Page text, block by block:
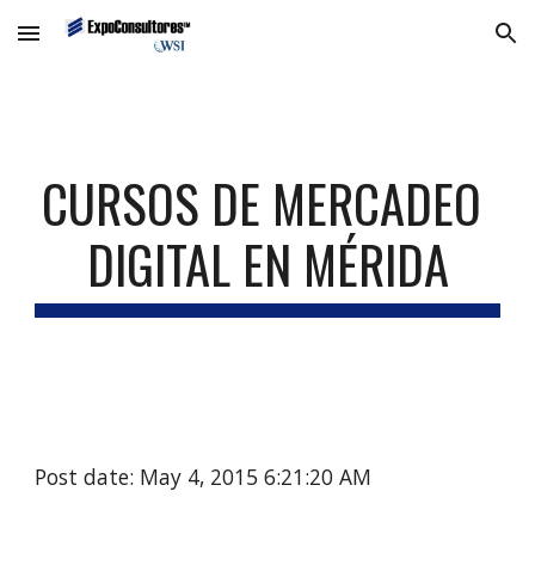
Skip to main content Skip to navigation
CURSOS DE MERCADEO
DIGITAL EN MÉRIDA
Post date: May 4, 2015 6:21:20 AM